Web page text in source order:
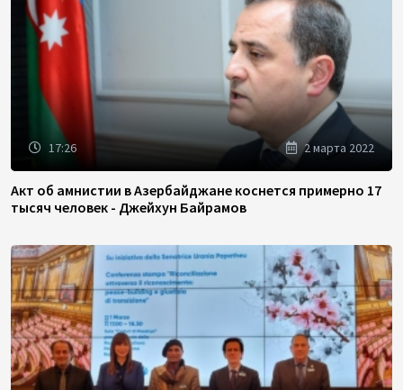
17:26 2 марта 2022
Акт об амнистии в Азербайджане коснется примерно 17
тысяч человек - Джейхун Байрамов